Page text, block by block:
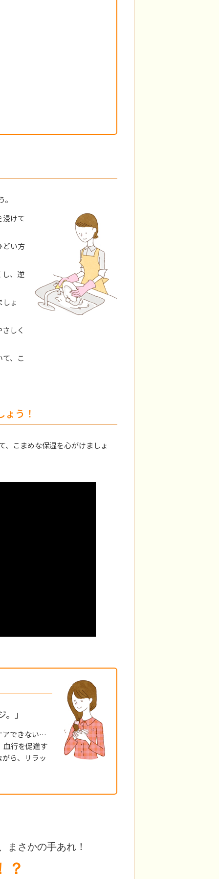
浸けて
どい方
し、逆
ょ
しく
、こ
う！
、こまめな保湿を心がけましょ
」
アできない…
血行を促進す
ら、リラッ
まさかの手あれ！
？